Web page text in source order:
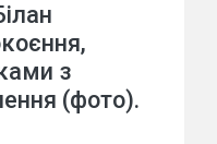
з
(фото).